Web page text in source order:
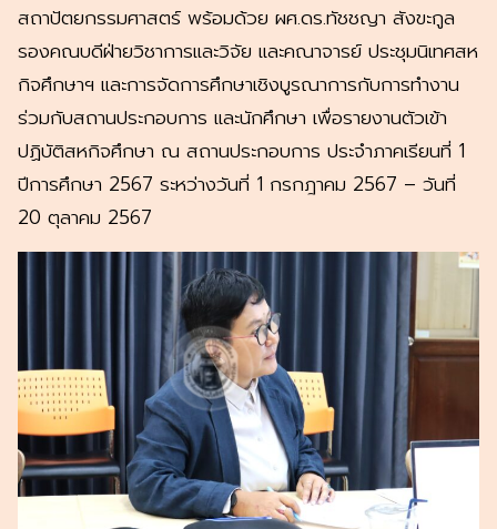
สถาปัตยกรรมศาสตร์ พร้อมด้วย ผศ.ดร.ทัชชญา สังขะกูล
รองคณบดีฝ่ายวิชาการและวิจัย และคณาจารย์ ประชุมนิเทศสห
กิจศึกษาฯ และการจัดการศึกษาเชิงบูรณาการกับการทำงาน
ร่วมกับสถานประกอบการ และนักศึกษา เพื่อรายงานตัวเข้า
ปฏิบัติสหกิจศึกษา ณ สถานประกอบการ ประจำภาคเรียนที่ 1
ปีการศึกษา 2567 ระหว่างวันที่ 1 กรกฎาคม 2567 – วันที่
20 ตุลาคม 2567